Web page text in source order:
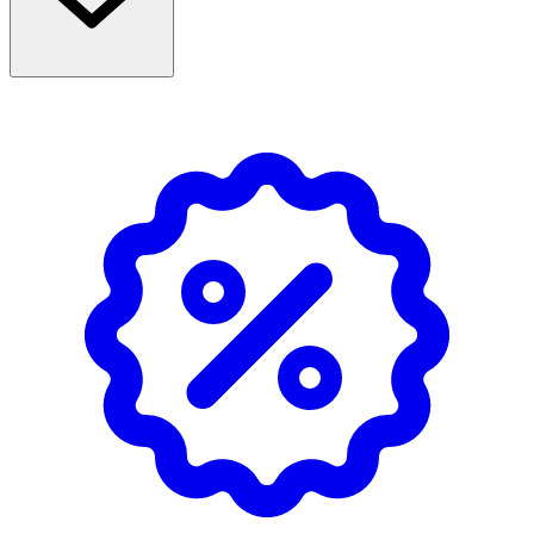
Biosaccharide Gum-1, Sodium Lactate, Sodium PCA,